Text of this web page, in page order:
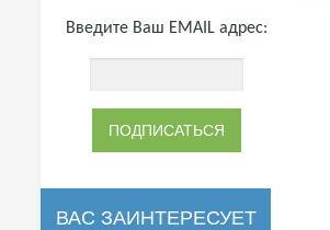
Введите Ваш EMAIL адрес:
ВАС ЗАИНТЕРЕСУЕТ